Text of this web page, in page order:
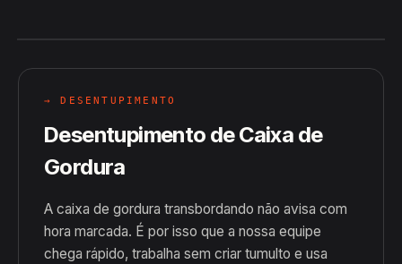
→ DESENTUPIMENTO
Desentupimento de Caixa de
Gordura
A caixa de gordura transbordando não avisa com
hora marcada. É por isso que a nossa equipe
chega rápido, trabalha sem criar tumulto e usa